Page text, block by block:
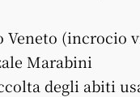
Veneto (incrocio
Marabini
degli abiti